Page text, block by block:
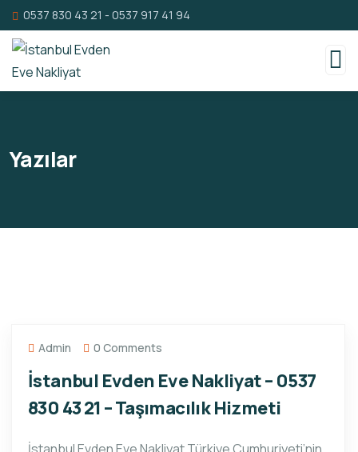
0537 830 43 21 - 0537 917 41 94
Yazılar
Admin 0 Comments
İstanbul Evden Eve Nakliyat – 0537
830 43 21 – Taşımacılık Hizmeti